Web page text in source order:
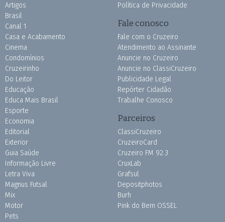
Artigos
Brasil
Canal 1
Casa e Acabamento
Cinema
Condomínios
Cruzeirinho
Do Leitor
Educação
Educa Mais Brasil
Esporte
Economia
Editorial
Exterior
Guia Saúde
Informação Livre
Letra Viva
Magnus Futsal
Mix
Motor
Pets
Política de Privacidade
Fale conosco
Fale com o Cruzeiro
Atendimento ao Assinante
Anuncie no Cruzeiro
Anuncie no ClassiCruzeiro
Publicidade Legal
Repórter Cidadão
Trabalhe Conosco
Parceiros
ClassiCruzeiro
CruzeiroCard
Cruzeiro FM 92.3
CruxLab
Grafsul
Depositphotos
Burh
Pink do Bem OSSEL